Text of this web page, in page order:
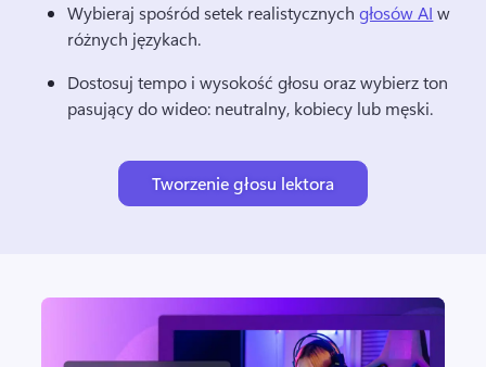
Wybieraj spośród setek realistycznych głosów AI w
różnych językach.
Dostosuj tempo i wysokość głosu oraz wybierz ton
pasujący do wideo: neutralny, kobiecy lub męski.
Tworzenie głosu lektora